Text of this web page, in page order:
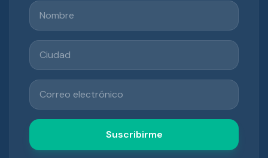
Nombre
Ciudad
Correo electrónico
Suscribirme